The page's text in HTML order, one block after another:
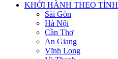
KHỞI HÀNH THEO TỈNH
Sài Gòn
Hà Nội
Cần Thơ
An Giang
Vĩnh Long